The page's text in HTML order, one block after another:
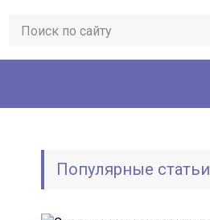
Популярные статьи